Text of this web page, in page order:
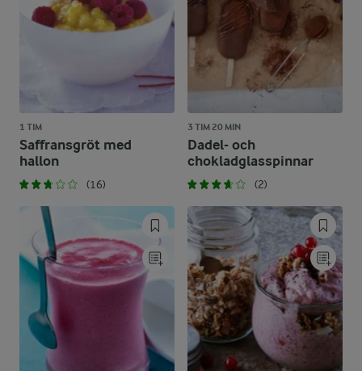
1 TIM
Saffransgröt med
hallon
(16)
3 TIM 20 MIN
Dadel- och
chokladglasspinnar
(2)